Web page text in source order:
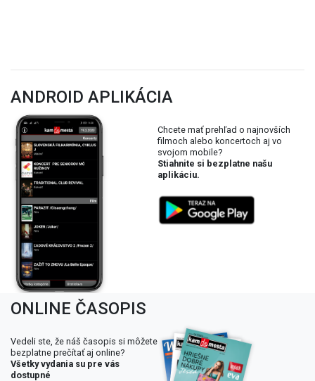
ANDROID APLIKÁCIA
Chcete mať prehľad o najnovších
filmoch alebo koncertoch aj vo
svojom mobile?
Stiahnite si bezplatne našu
aplikáciu.
ONLINE ČASOPIS
Vedeli ste, že náš časopis si môžete
bezplatne prečítať aj online?
Všetky vydania su pre vás
dostupné